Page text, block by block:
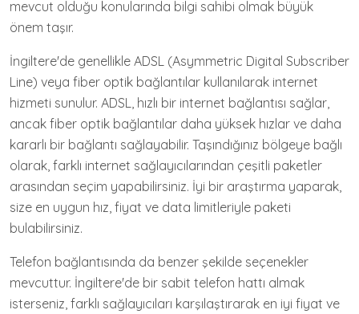
mevcut olduğu konularında bilgi sahibi olmak büyük
önem taşır.
İngiltere'de genellikle ADSL (Asymmetric Digital Subscriber
Line) veya fiber optik bağlantılar kullanılarak internet
hizmeti sunulur. ADSL, hızlı bir internet bağlantısı sağlar,
ancak fiber optik bağlantılar daha yüksek hızlar ve daha
kararlı bir bağlantı sağlayabilir. Taşındığınız bölgeye bağlı
olarak, farklı internet sağlayıcılarından çeşitli paketler
arasından seçim yapabilirsiniz. İyi bir araştırma yaparak,
size en uygun hız, fiyat ve data limitleriyle paketi
bulabilirsiniz.
Telefon bağlantısında da benzer şekilde seçenekler
mevcuttur. İngiltere'de bir sabit telefon hattı almak
isterseniz, farklı sağlayıcıları karşılaştırarak en iyi fiyat ve